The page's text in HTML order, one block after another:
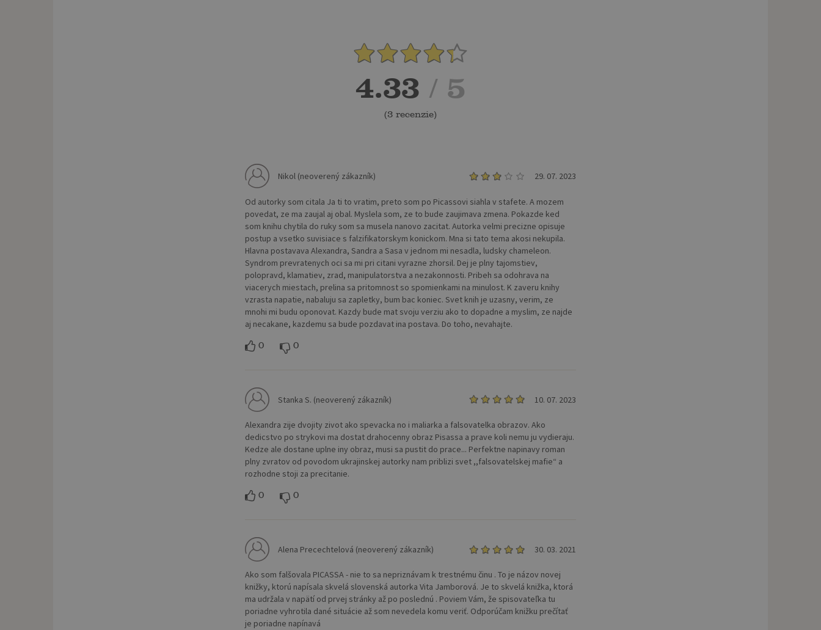
4.33 / 5
(3 recenzie)
Nikol (neoverený zákazník) 29. 07. 2023
Od autorky som citala Ja ti to vratim, preto som po Picassovi siahla v stafete. A mozem
povedat, ze ma zaujal aj obal. Myslela som, ze to bude zaujimava zmena. Pokazde ked
som knihu chytila do ruky som sa musela nanovo zacitat. Autorka velmi precizne opisuje
postup a vsetko suvisiace s falzifikatorskym konickom. Mna si tato tema akosi nekupila.
Hlavna postavava Alexandra, Sandra a Sasa v jednom mi nesadla, ludsky chameleon.
Syndrom prevratenych oci sa mi pri citani vyrazne zhorsil. Dej je plny tajomstiev,
polopravd, klamatiev, zrad, manipulatorstva a nezakonnosti. Pribeh sa odohrava na
viacerych miestach, prelina sa pritomnost so spomienkami na minulost. K zaveru knihy
vzrasta napatie, nabaluju sa zapletky, bum bac koniec. Svet knih je uzasny, verim, ze
mnohi mi budu oponovat. Kazdy bude mat svoju verziu ako to dopadne a myslim, ze najde
aj necakane, kazdemu sa bude pozdavat ina postava. Do toho, nevahajte.
0 0
Stanka S. (neoverený zákazník) 10. 07. 2023
Alexandra zije dvojity zivot ako spevacka no i maliarka a falsovatelka obrazov. Ako
dedicstvo po strykovi ma dostat drahocenny obraz Pisassa a prave koli nemu ju vydieraju.
Kedze ale dostane uplne iny obraz, musi sa pustit do prace... Perfektne napinavy roman
plny zvratov od povodom ukrajinskej autorky nam priblizi svet ,,falsovatelskej mafie“ a
rozhodne stoji za precitanie.
0 0
Alena Precechtelová (neoverený zákazník) 30. 03. 2021
Ako som falšovala PICASSA - nie to sa nepriznávam k trestnému činu . To je názov novej
knižky, ktorú napísala skvelá slovenská autorka Vita Jamborová. Je to skvelá knižka, ktorá
ma udržala v napätí od prvej stránky až po poslednú . Poviem Vám, že spisovateľka tu
poriadne vyhrotila dané situácie až som nevedela komu veriť. Odporúčam knižku prečítať
je poriadne napínavá